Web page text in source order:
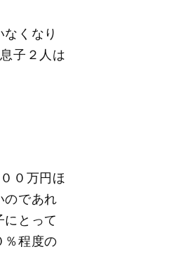
くなり
子２人は
０万円ほ
のであれ
にとって
％程度の